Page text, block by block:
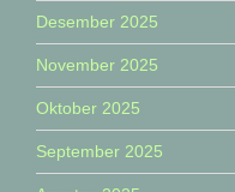
Desember 2025
November 2025
Oktober 2025
September 2025